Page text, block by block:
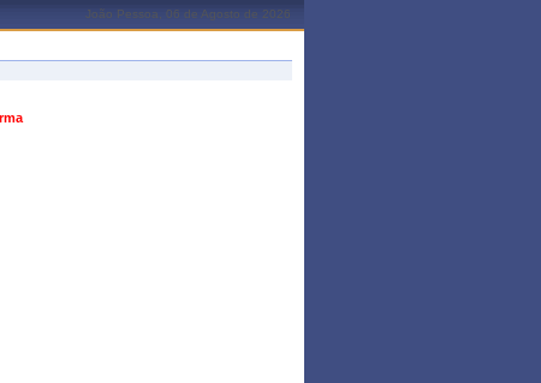
João Pessoa, 06 de Agosto de 2026